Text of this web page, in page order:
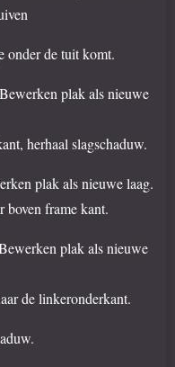
onder de tuit komt.
plak als nieuwe
herhaal slagschaduw.
plak als nieuwe laag.
boven frame kant.
plak als nieuwe
de linkeronderkant.